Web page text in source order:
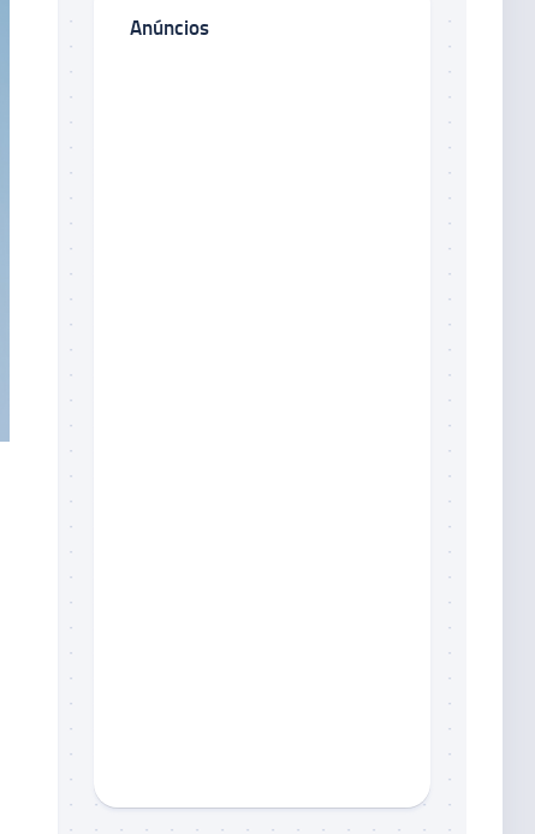
Anúncios